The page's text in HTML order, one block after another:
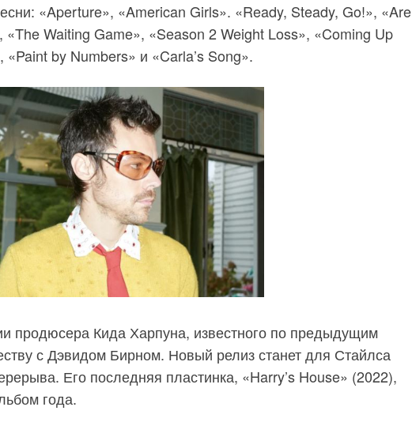
«Aperture», «American Girls». «Ready, Steady, Go!», «Are
«The Waiting Game», «Season 2 Weight Loss», «Coming Up
by Numbers» и «Carla’s Song».
продюсера Кида Харпуна, известного по предыдущим
с Дэвидом Бирном. Новый релиз станет для Стайлса
Его последняя пластинка, «Harry’s House» (2022),
года.